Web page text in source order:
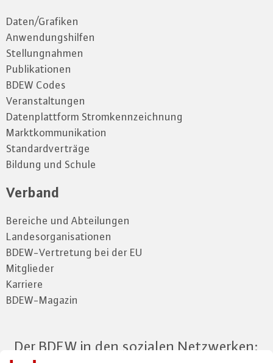
Daten/Grafiken
Anwendungshilfen
Stellungnahmen
Publikationen
BDEW Codes
Veranstaltungen
Datenplattform Stromkennzeichnung
Marktkommunikation
Standardverträge
Bildung und Schule
Verband
Bereiche und Abteilungen
Landesorganisationen
BDEW-Vertretung bei der EU
Mitglieder
Karriere
BDEW-Magazin
Der BDEW in den sozialen Netzwerken: